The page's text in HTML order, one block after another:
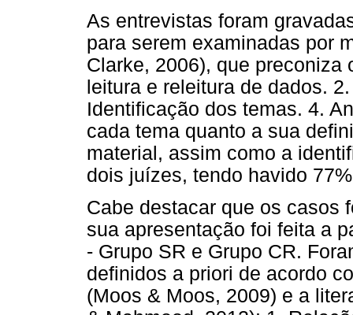
As entrevistas foram
para serem examinadas por
Clarke, 2006), que preconiza
leitura e releitura de dados.
Identificação dos temas. 4.
cada tema quanto a sua
material, assim como a
dois juízes, tendo havido
Cabe destacar que os casos
sua apresentação foi feita a
- Grupo SR e Grupo CR.
definidos a priori de acordo
(Moos & Moos, 2009) e a